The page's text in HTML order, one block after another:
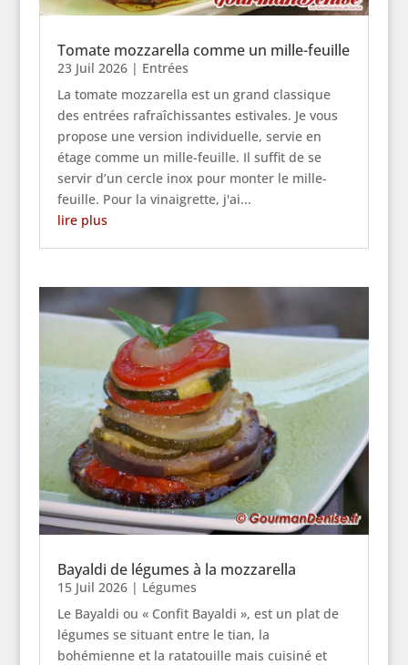
Tomate mozzarella comme un mille-feuille
23 Juil 2026| Entrées
La tomate mozzarella est un grand classique
des entrées rafraîchissantes estivales. Je vous
propose une version individuelle, servie en
étage comme un mille-feuille. Il suffit de se
servir d’un cercle inox pour monter le mille-
feuille. Pour la vinaigrette, j'ai...
lire plus
Bayaldi de légumes à la mozzarella
15 Juil 2026| Légumes
Le Bayaldi ou « Confit Bayaldi », est un plat de
légumes se situant entre le tian, la
bohémienne et la ratatouille mais cuisiné et